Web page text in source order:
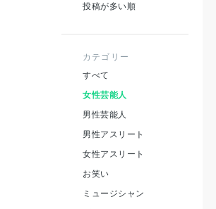
投稿が多い順
カテゴリー
すべて
女性芸能人
男性芸能人
男性アスリート
女性アスリート
お笑い
ミュージシャン